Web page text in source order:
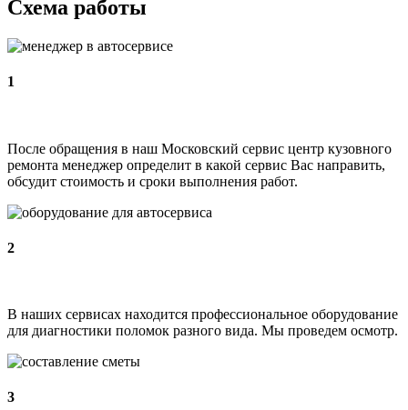
Схема работы
1
После обращения в наш Московский сервис центр кузовного
ремонта менеджер определит в какой сервис Вас направить,
обсудит стоимость и сроки выполнения работ.
2
В наших сервисах находится профессиональное оборудование
для диагностики поломок разного вида. Мы проведем осмотр.
3